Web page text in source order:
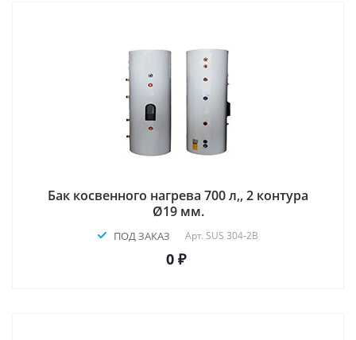
Бак косвенного нагрева 700 л,, 2 контура
Ø19 мм.
ПОД ЗАКАЗ Арт. SUS 304-2B
0 ₽